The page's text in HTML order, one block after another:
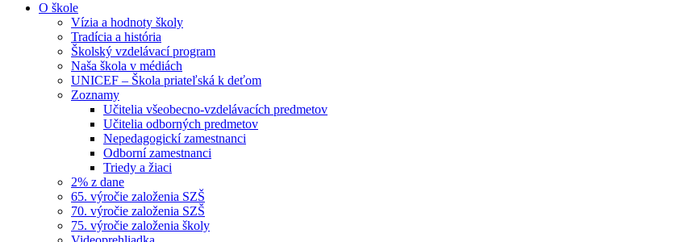
O škole
Vízia a hodnoty školy
Tradícia a história
Školský vzdelávací program
Naša škola v médiách
UNICEF – Škola priateľská k deťom
Zoznamy
Učitelia všeobecno-vzdelávacích predmetov
Učitelia odborných predmetov
Nepedagogickí zamestnanci
Odborní zamestnanci
Triedy a žiaci
2% z dane
65. výročie založenia SZŠ
70. výročie založenia SZŠ
75. výročie založenia školy